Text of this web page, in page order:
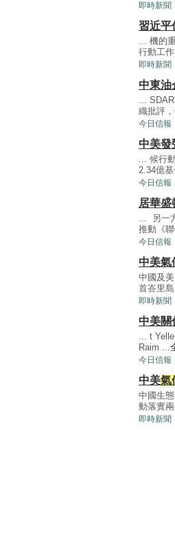
即時新聞
習近平
... 機的
行動工
即時新聞
中東油
...
織批評
今日信報
中美發
... 候行
2.34億
今日信報
居華盛
... 另一
推動《
今日信報
中美氣
中國及美
首峇里
即時新聞
中美關
... t
Raim ...
今日信報
中美氣
中國生
動落實
即時新聞